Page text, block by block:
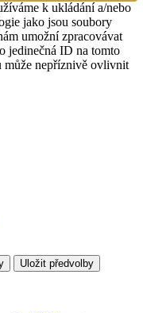
k ukládání a/nebo
jako jsou soubory
umožní zpracovávat
jedinečná ID na tomto
může nepříznivě ovlivnit
Uložit předvolby